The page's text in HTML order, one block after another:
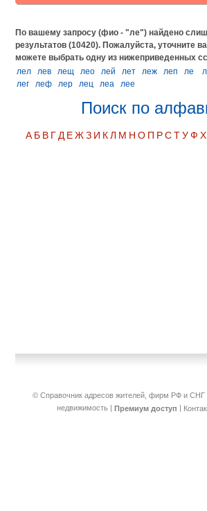
По вашему запросу (фио - "ле") найдено
результатов (10420). Пожалуйста, уточните
можете выбрать одну из нижеприведенных
лел
лев лещ лео лей лет леж леп ле
лег
леф лер лец леа лее
Поиск по
А Б В Г Д Е Ж З И К Л М Н О П Р С Т У Ф Х
© Справочник адресов жителей, фирм РФ и
недвижимость | Премиум доступ |